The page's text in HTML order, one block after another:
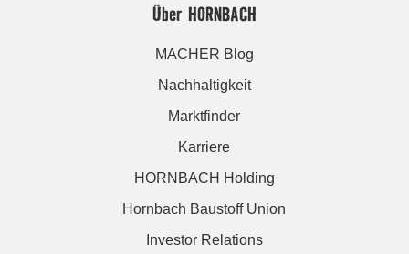
Über HORNBACH
MACHER Blog
Nachhaltigkeit
Marktfinder
Karriere
HORNBACH Holding
Hornbach Baustoff Union
Investor Relations